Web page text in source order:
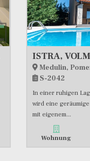
Medulin,
S-2042
In einer ruhigen
wird eine
mit eigenem...
Wohnung